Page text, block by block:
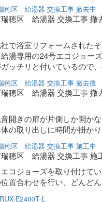
穂区 給湯器 交換工事 撤
で浴室リフォームされた
湯専用の24号エコジョー
ッチリと付いているので
穂区 給湯器 交換工事 撤
開きの扉が片側しか開かな
の取り出しに時間が掛か
穂区 給湯器 交換工事 施
コジョーズを取り付けてい
置合わせを行い、どんど